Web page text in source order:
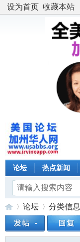
设为首页 收藏本站
论坛 热点新闻
论坛 分类信息